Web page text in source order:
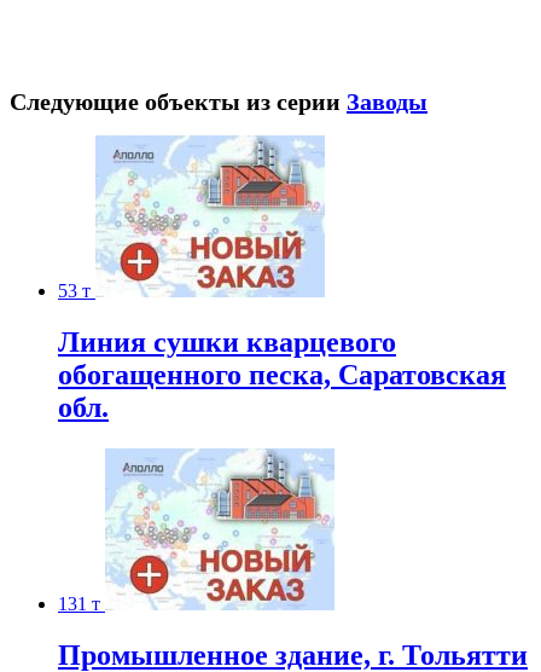
Следующие объекты из серии Заводы
53 т
Линия сушки кварцевого
обогащенного песка, Саратовская
обл.
131 т
Промышленное здание, г. Тольятти